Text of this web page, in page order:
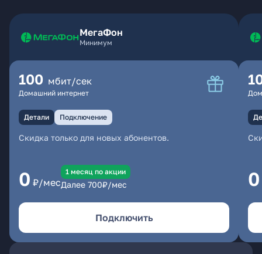
МегаФон
Минимум
100 мбит/сек
Домашний интернет
Детали Подключение
Скидка только для новых абонентов.
0 ₽/мес
1 месяц по акции
Далее 700₽/мес
Подключить
0